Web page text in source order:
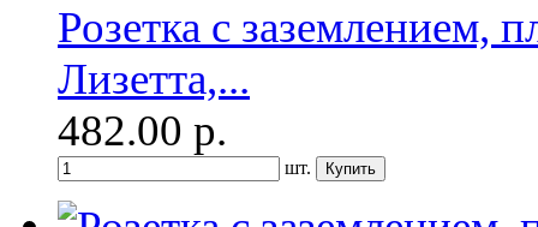
Розетка с заземлением,
Лизетта,...
482.00 р.
шт.